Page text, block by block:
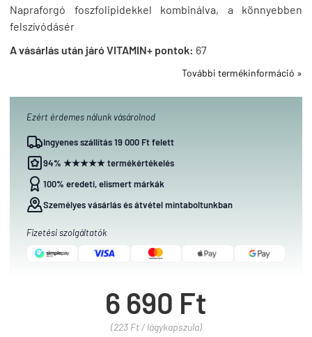
Napraforgó foszfolipidekkel kombinálva, a könnyebben
felszívódásér
A vásárlás után járó VITAMIN+ pontok: 67
További termékinformáció »
Ezért érdemes nálunk vásárolnod
Ingyenes szállítás 19 000 Ft felett
94% ★★★★★ termékértékelés
100% eredeti, elismert márkák
Személyes vásárlás és átvétel mintaboltunkban
Fizetési szolgáltatók
6 690 Ft
(223 Ft / lágykapszula)